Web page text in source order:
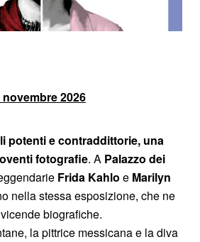
novembre 2026
potenti e contraddittorie, una
fotografie. A Palazzo dei
Frida Kahlo e Marilyn
nella stessa esposizione, che ne
biografiche.
la pittrice messicana e la diva